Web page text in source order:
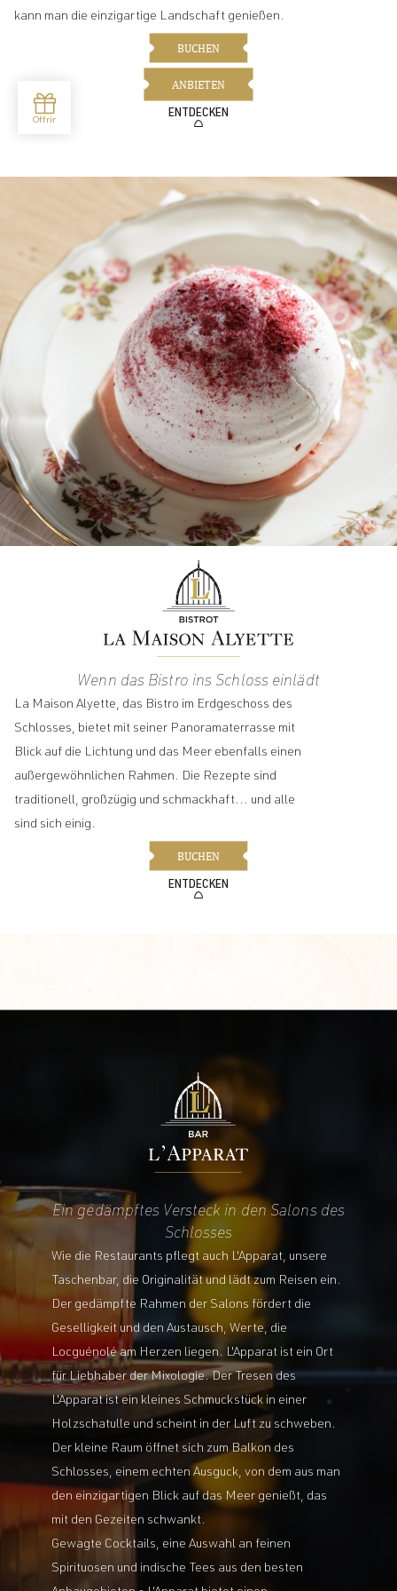
kann man die einzigartige Landschaft genießen.
BUCHEN
ANBIETEN
ENTDECKEN
Wenn das Bistro ins Schloss einlädt
La Maison Alyette, das Bistro im Erdgeschoss des
Schlosses, bietet mit seiner Panoramaterrasse mit
Blick auf die Lichtung und das Meer ebenfalls einen
außergewöhnlichen Rahmen. Die Rezepte sind
traditionell, großzügig und schmackhaft... und alle
sind sich einig.
BUCHEN
ENTDECKEN
Ein gedämpftes Versteck in den Salons des
Schlosses
Wie die Restaurants pflegt auch L'Apparat, unsere
Taschenbar, die Originalität und lädt zum Reisen ein.
Der gedämpfte Rahmen der Salons fördert die
Geselligkeit und den Austausch, Werte, die
Locguénolé am Herzen liegen. L'Apparat ist ein Ort
für Liebhaber der Mixologie. Der Tresen des
L'Apparat ist ein kleines Schmuckstück in einer
Holzschatulle und scheint in der Luft zu schweben.
Der kleine Raum öffnet sich zum Balkon des
Schlosses, einem echten Ausguck, von dem aus man
den einzigartigen Blick auf das Meer genießt, das
mit den Gezeiten schwankt.
Gewagte Cocktails, eine Auswahl an feinen
Spirituosen und indische Tees aus den besten